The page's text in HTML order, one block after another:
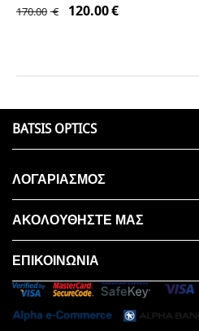
170.00 € 120.00€
BATSIS OPTICS
ΛΟΓΑΡΙΑΣΜΟΣ
ΑΚΟΛΟΥΘΗΣΤΕ ΜΑΣ
ΕΠΙΚΟΙΝΩΝΊΑ